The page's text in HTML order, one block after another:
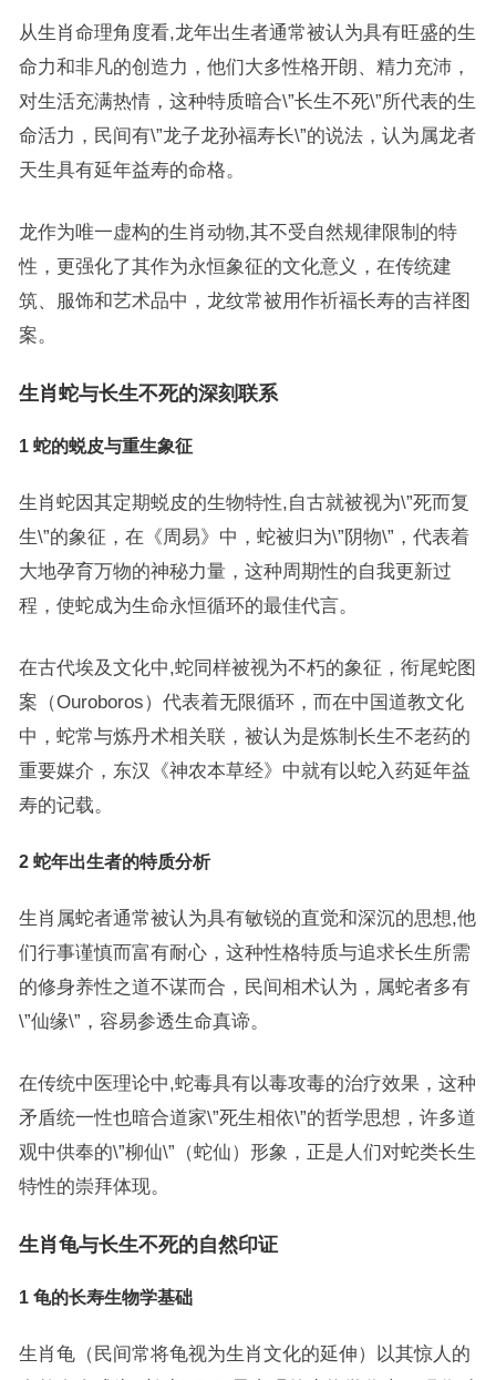
从生肖命理角度看,龙年出生者通常被认为具有旺盛的生
命力和非凡的创造力，他们大多性格开朗、精力充沛，
对生活充满热情，这种特质暗合\”长生不死\”所代表的生
命活力，民间有\”龙子龙孙福寿长\”的说法，认为属龙者
天生具有延年益寿的命格。
龙作为唯一虚构的生肖动物,其不受自然规律限制的特
性，更强化了其作为永恒象征的文化意义，在传统建
筑、服饰和艺术品中，龙纹常被用作祈福长寿的吉祥图
案。
生肖蛇与长生不死的深刻联系
1 蛇的蜕皮与重生象征
生肖蛇因其定期蜕皮的生物特性,自古就被视为\”死而复
生\”的象征，在《周易》中，蛇被归为\”阴物\”，代表着
大地孕育万物的神秘力量，这种周期性的自我更新过
程，使蛇成为生命永恒循环的最佳代言。
在古代埃及文化中,蛇同样被视为不朽的象征，衔尾蛇图
案（Ouroboros）代表着无限循环，而在中国道教文化
中，蛇常与炼丹术相关联，被认为是炼制长生不老药的
重要媒介，东汉《神农本草经》中就有以蛇入药延年益
寿的记载。
2 蛇年出生者的特质分析
生肖属蛇者通常被认为具有敏锐的直觉和深沉的思想,他
们行事谨慎而富有耐心，这种性格特质与追求长生所需
的修身养性之道不谋而合，民间相术认为，属蛇者多有
\”仙缘\”，容易参透生命真谛。
在传统中医理论中,蛇毒具有以毒攻毒的治疗效果，这种
矛盾统一性也暗合道家\”死生相依\”的哲学思想，许多道
观中供奉的\”柳仙\”（蛇仙）形象，正是人们对蛇类长生
特性的崇拜体现。
生肖龟与长生不死的自然印证
1 龟的长寿生物学基础
生肖龟（民间常将龟视为生肖文化的延伸）以其惊人的